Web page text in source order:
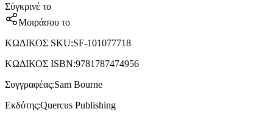
Σύγκρινέ το
Μοιράσου το
ΚΩΔΙΚΟΣ SKU:SF-101077718
ΚΩΔΙΚΟΣ ISBN:9781787474956
Συγγραφέας:Sam Bourne
Εκδότης:Quercus Publishing